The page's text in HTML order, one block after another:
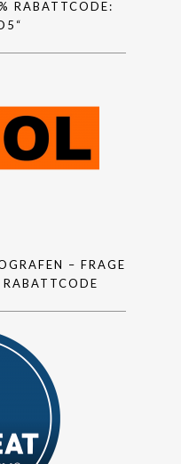
RABATTCODE:
– FRAGE